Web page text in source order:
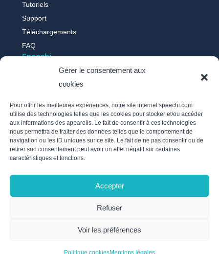
Gérer le consentement aux
cookies
Pour offrir les meilleures expériences, notre site internet speechi.com
utilise des technologies telles que les cookies pour stocker et/ou accéder
aux informations des appareils. Le fait de consentir à ces technologies
nous permettra de traiter des données telles que le comportement de
navigation ou les ID uniques sur ce site. Le fait de ne pas consentir ou de
retirer son consentement peut avoir un effet négatif sur certaines
caractéristiques et fonctions.
Accepter
Refuser
Voir les préférences
Politique cookiesMentions légales
Tutoriels
Support
Téléchargements
FAQ
Speechi
Qui sommes-nous ?
Témoignages
Recrutement
Politique des cookies
Mentions légales
Inscrivez-vous à notre newsletter et soyez au courant de